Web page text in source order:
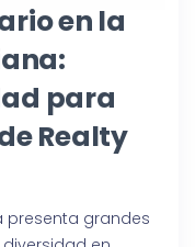
en la
para
Realty
presenta grandes